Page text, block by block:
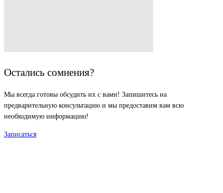
Остались сомнения?
Мы всегда готовы обсудить их с вами! Запишитесь на
предварительную консультацию и мы предоставим вам всю
необходимую информацию!
Записаться